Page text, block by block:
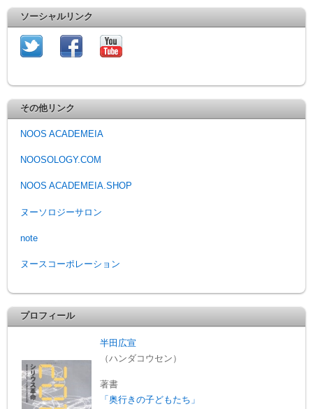
ソーシャルリンク
その他リンク
NOOS ACADEMEIA
NOOSOLOGY.COM
NOOS ACADEMEIA.SHOP
ヌーソロジーサロン
note
ヌースコーポレーション
プロフィール
半田広宣
（ハンダコウセン）
著書
「奥行きの子どもたち」